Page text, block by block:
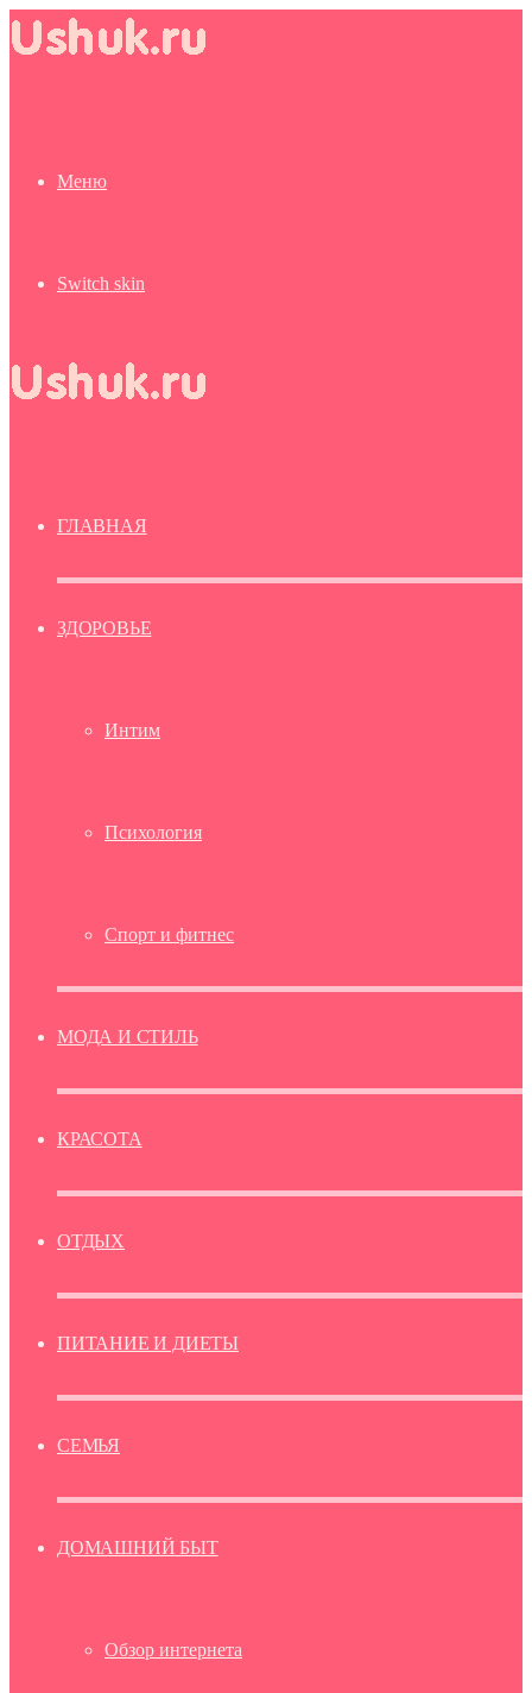
Меню
Switch skin
ГЛАВНАЯ
ЗДОРОВЬЕ
Интим
Психология
Спорт и фитнес
МОДА И СТИЛЬ
КРАСОТА
ОТДЫХ
ПИТАНИЕ И ДИЕТЫ
СЕМЬЯ
ДОМАШНИЙ БЫТ
Обзор интернета